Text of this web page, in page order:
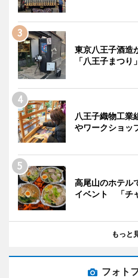
東京八王子酒造
「八王子まつ
八王子織物工
やワークショッ
高尾山のホテル
イベント 「チ
もっと
フォト